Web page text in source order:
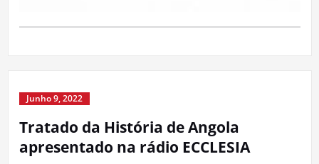
Junho 9, 2022
Tratado da História de Angola
apresentado na rádio ECCLESIA